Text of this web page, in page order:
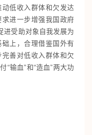
低收入群体和欠发达
进一步增强我国政府
进受助对象自我发展为
上，合理借鉴国外有
善对低收入群体和欠
“输血”和“造血”两大功